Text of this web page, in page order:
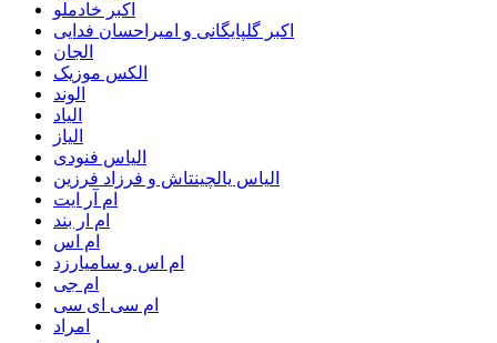
اکبر خادملو
اکبر گلپایگانی و امیراحسان فدایی
الجان
الکس موزیک
الوند
الیاد
الیاز
الیاس فنودی
الیاس یالچینتاش و فرزاد فرزین
ام آر ایت
ام‌ ار بند
ام اس
ام اس و سامیارزد
ام جی
ام سی ای سی
امراد